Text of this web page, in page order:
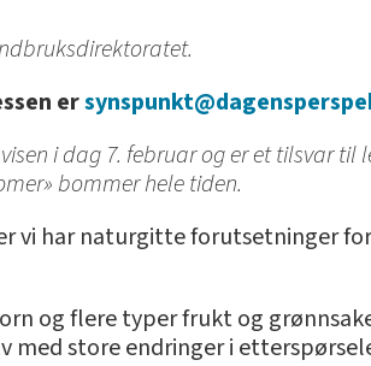
er
i dag 7. februar og er et tilsvar
bommer hele tiden.
vi har naturgitte forutsetninger
og flere typer frukt og
med store endringer i